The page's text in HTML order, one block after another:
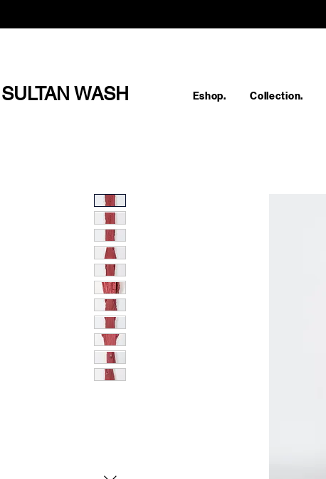
SULTAN WASH Eshop. Collection.